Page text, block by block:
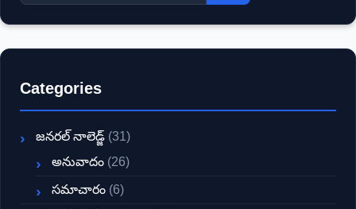
Categories
జనరల్ నాలెడ్జ్ (31)
అనువాదం (26)
సమాచారం (6)